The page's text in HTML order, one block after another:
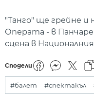
"Танго" ще грейне
Операта - в
сцена в
Сподели
#балет #спектакъл